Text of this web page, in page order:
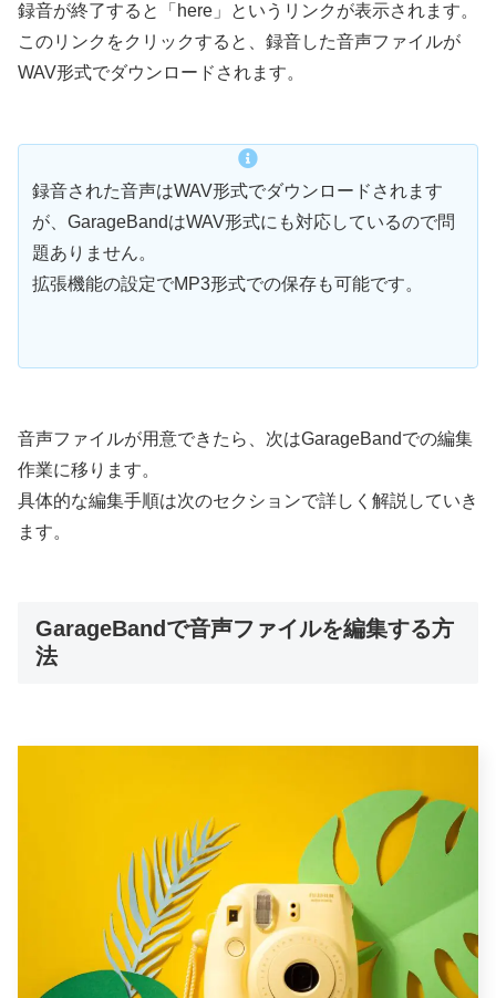
録音が終了すると「here」というリンクが表示されます。
このリンクをクリックすると、録音した音声ファイルが
WAV形式でダウンロードされます。
録音された音声はWAV形式でダウンロードされます
が、GarageBandはWAV形式にも対応しているので問
題ありません。
拡張機能の設定でMP3形式での保存も可能です。
音声ファイルが用意できたら、次はGarageBandでの編集
作業に移ります。
具体的な編集手順は次のセクションで詳しく解説していき
ます。
GarageBandで音声ファイルを編集する方
法